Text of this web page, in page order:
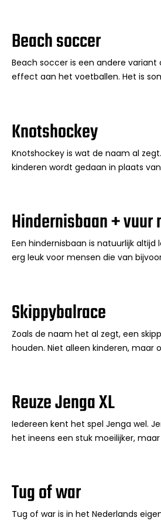
Beach soccer
Beach soccer is een andere
effect aan het voetballen. Het is
Knotshockey
Knotshockey is wat de naam al
kinderen wordt gedaan in plaats
Hindernisbaan + vuur
Een hindernisbaan is natuurlijk
erg leuk voor mensen die van
Skippybalrace
Zoals de naam het al zegt, een
houden. Niet alleen kinderen, maar
Reuze Jenga XL
Iedereen kent het spel Jenga wel.
het ineens een stuk moeilijker,
Tug of war
Tug of war is in het Nederlands